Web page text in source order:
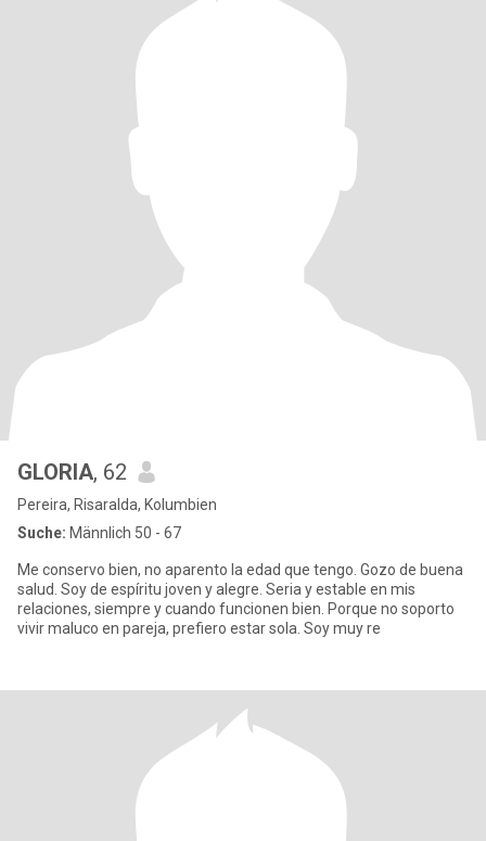
GLORIA, 62
Pereira, Risaralda, Kolumbien
Suche: Männlich 50 - 67
Me conservo bien, no aparento la edad que tengo. Gozo de buena
salud. Soy de espíritu joven y alegre. Seria y estable en mis
relaciones, siempre y cuando funcionen bien. Porque no soporto
vivir maluco en pareja, prefiero estar sola. Soy muy re